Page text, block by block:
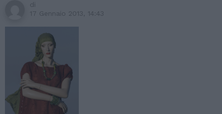
di
17 Gennaio 2013, 14:43